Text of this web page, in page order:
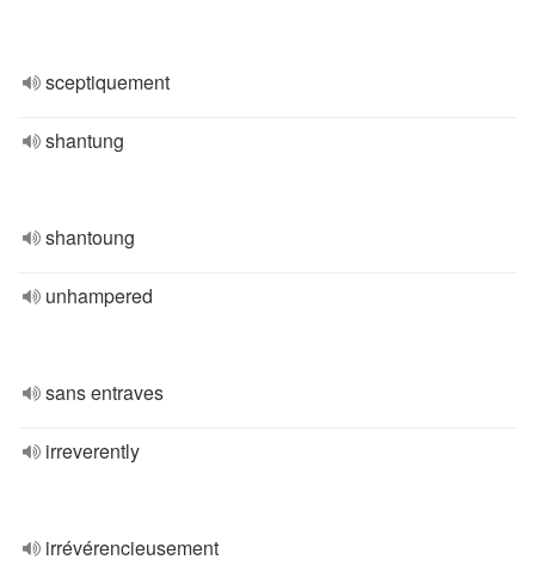
sceptiquement
shantung
shantoung
unhampered
sans entraves
irreverently
irrévérencieusement